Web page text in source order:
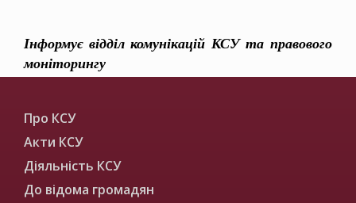
Інформує відділ комунікацій КСУ та правового
моніторингу
Про КСУ
Акти КСУ
Діяльність КСУ
До відома громадян